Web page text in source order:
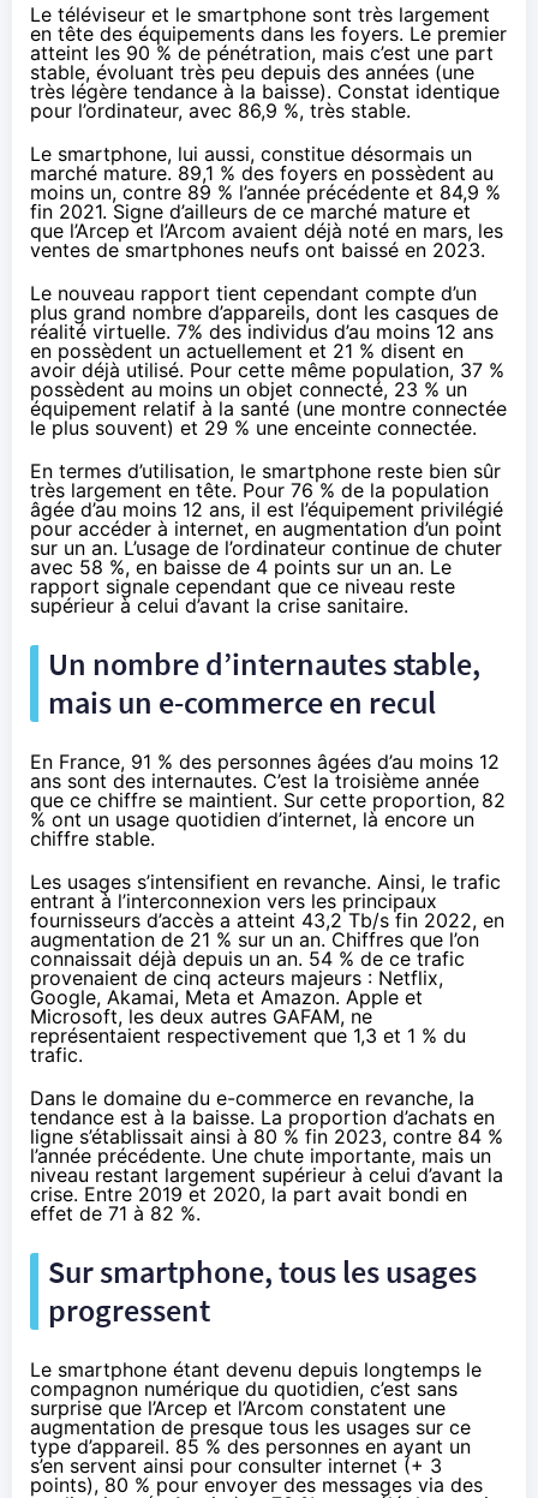
Le téléviseur et le smartphone sont très largement
en tête des équipements dans les foyers. Le premier
atteint les 90 % de pénétration, mais c’est une part
stable, évoluant très peu depuis des années (une
très légère tendance à la baisse). Constat identique
pour l’ordinateur, avec 86,9 %, très stable.
Le smartphone, lui aussi, constitue désormais un
marché mature. 89,1 % des foyers en possèdent au
moins un, contre 89 % l’année précédente et 84,9 %
fin 2021. Signe d’ailleurs de ce marché mature et
que l’Arcep et l’Arcom avaient déjà noté en mars, les
ventes de smartphones neufs ont baissé en 2023.
Le nouveau rapport tient cependant compte d’un
plus grand nombre d’appareils, dont les casques de
réalité virtuelle. 7% des individus d’au moins 12 ans
en possèdent un actuellement et 21 % disent en
avoir déjà utilisé. Pour cette même population, 37 %
possèdent au moins un objet connecté, 23 % un
équipement relatif à la santé (une montre connectée
le plus souvent) et 29 % une enceinte connectée.
En termes d’utilisation, le smartphone reste bien sûr
très largement en tête. Pour 76 % de la population
âgée d’au moins 12 ans, il est l’équipement privilégié
pour accéder à internet, en augmentation d’un point
sur un an. L’usage de l’ordinateur continue de chuter
avec 58 %, en baisse de 4 points sur un an. Le
rapport signale cependant que ce niveau reste
supérieur à celui d’avant la crise sanitaire.
Un nombre d’internautes stable,
mais un e-commerce en recul
En France, 91 % des personnes âgées d’au moins 12
ans sont des internautes. C’est la troisième année
que ce chiffre se maintient. Sur cette proportion, 82
% ont un usage quotidien d’internet, là encore un
chiffre stable.
Les usages s’intensifient en revanche. Ainsi, le trafic
entrant à l’interconnexion vers les principaux
fournisseurs d’accès a atteint 43,2 Tb/s fin 2022, en
augmentation de 21 % sur un an. Chiffres que l’on
connaissait déjà depuis un an. 54 % de ce trafic
provenaient de cinq acteurs majeurs : Netflix,
Google, Akamai, Meta et Amazon. Apple et
Microsoft, les deux autres GAFAM, ne
représentaient respectivement que 1,3 et 1 % du
trafic.
Dans le domaine du e-commerce en revanche, la
tendance est à la baisse. La proportion d’achats en
ligne s’établissait ainsi à 80 % fin 2023, contre 84 %
l’année précédente. Une chute importante, mais un
niveau restant largement supérieur à celui d’avant la
crise. Entre 2019 et 2020, la part avait bondi en
effet de 71 à 82 %.
Sur smartphone, tous les usages
progressent
Le smartphone étant devenu depuis longtemps le
compagnon numérique du quotidien, c’est sans
surprise que l’Arcep et l’Arcom constatent une
augmentation de presque tous les usages sur ce
type d’appareil. 85 % des personnes en ayant un
s’en servent ainsi pour consulter internet (+ 3
points), 80 % pour envoyer des messages via des